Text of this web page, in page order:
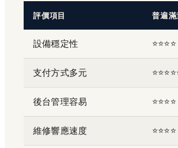
評價項目 普遍
設備穩定性 ⭐⭐⭐⭐
支付方式多元
後台管理容易 ⭐⭐⭐⭐
維修響應速度 ⭐⭐⭐⭐